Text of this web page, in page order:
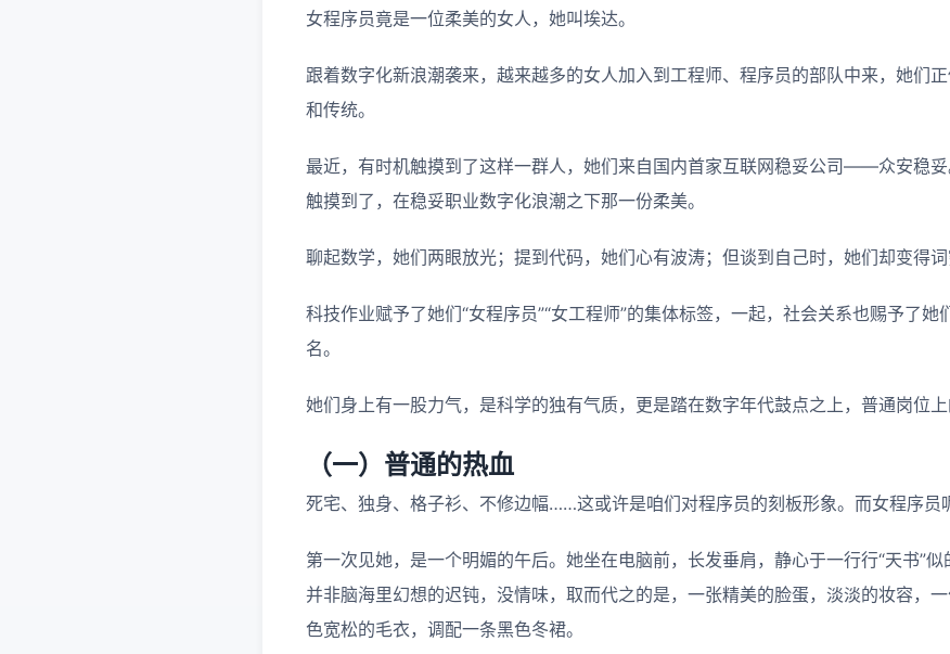
女程序员竟是一位柔美的女人，她叫埃达。
跟着数字化新浪潮袭来，越来越多的女人加入到工程师、程序员的部队中来，她们
和传统。
最近，有时机触摸到了这样一群人，她们来自国内首家互联网稳妥公司——众安稳
触摸到了，在稳妥职业数字化浪潮之下那一份柔美。
聊起数学，她们两眼放光；提到代码，她们心有波涛；但谈到自己时，她们却变得词
科技作业赋予了她们“女程序员”“女工程师”的集体标签，一起，社会关系也赐予了她
名。
她们身上有一股力气，是科学的独有气质，更是踏在数字年代鼓点之上，普通岗位上
（一）普通的热血
死宅、独身、格子衫、不修边幅……这或许是咱们对程序员的刻板形象。而女程序员
第一次见她，是一个明媚的午后。她坐在电脑前，长发垂肩，静心于一行行“天书”
并非脑海里幻想的迟钝，没情味，取而代之的是，一张精美的脸蛋，淡淡的妆容，
色宽松的毛衣，调配一条黑色冬裙。